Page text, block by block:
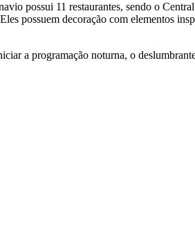
possui 11 restaurantes, sendo o
possuem decoração com elementos
a programação noturna, o